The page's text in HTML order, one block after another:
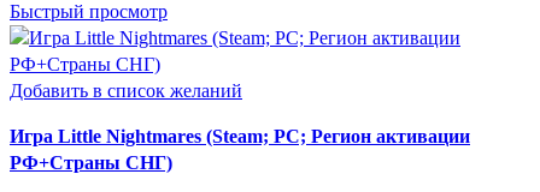
Быстрый просмотр
Добавить в список желаний
Игра Little Nightmares (Steam; PC; Регион активации
РФ+Страны СНГ)